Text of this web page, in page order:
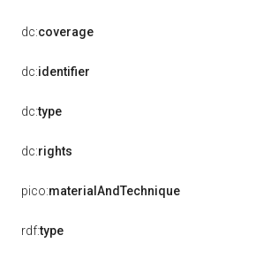
dc:coverage
dc:identifier
dc:type
dc:rights
pico:materialAndTechnique
rdf:type